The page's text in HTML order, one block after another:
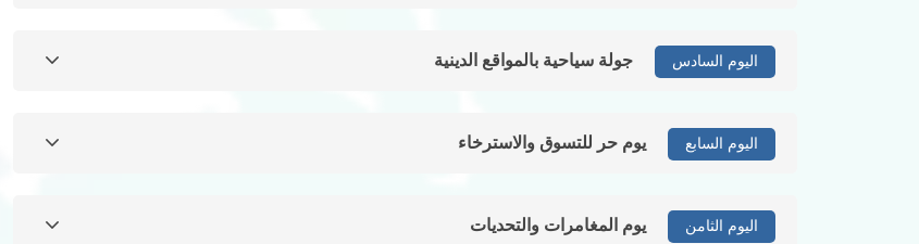
اليوم السادس جولة سياحية بالمواقع الدينية
اليوم السابع يوم حر للتسوق والاسترخاء
اليوم الثامن يوم المغامرات والتحديات